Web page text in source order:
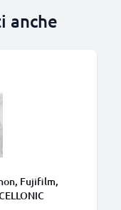
anche
Fujifilm,